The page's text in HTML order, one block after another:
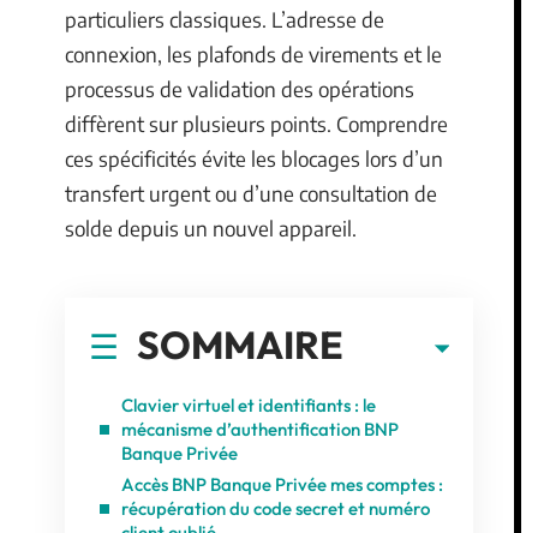
particuliers classiques. L’adresse de
connexion, les plafonds de virements et le
processus de validation des opérations
diffèrent sur plusieurs points. Comprendre
ces spécificités évite les blocages lors d’un
transfert urgent ou d’une consultation de
solde depuis un nouvel appareil.
SOMMAIRE
Clavier virtuel et identifiants : le
mécanisme d’authentification BNP
Banque Privée
Accès BNP Banque Privée mes comptes :
récupération du code secret et numéro